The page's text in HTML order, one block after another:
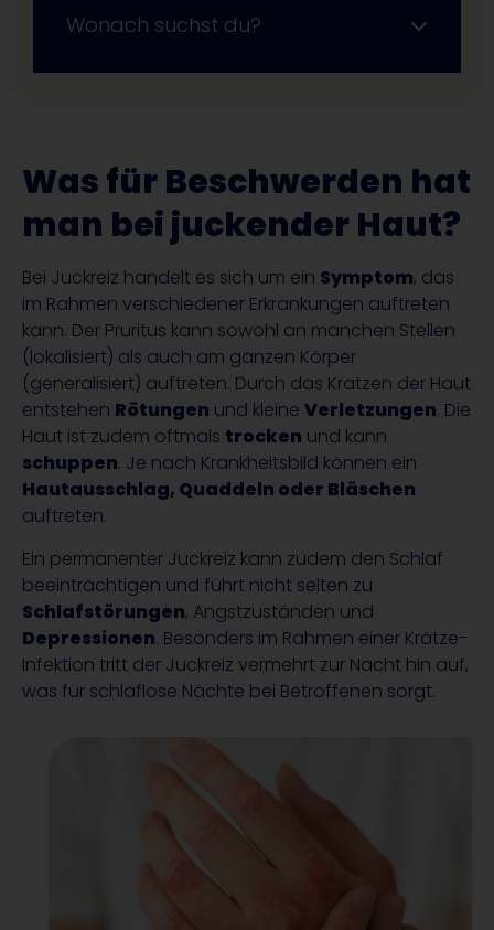
Wonach suchst du?
Was für Beschwerden hat
man bei juckender Haut?
Bei Juckreiz handelt es sich um ein Symptom, das
im Rahmen verschiedener Erkrankungen auftreten
kann. Der Pruritus kann sowohl an manchen Stellen
(lokalisiert) als auch am ganzen Körper
(generalisiert) auftreten. Durch das Kratzen der Haut
entstehen Rötungen und kleine Verletzungen. Die
Haut ist zudem oftmals trocken und kann
schuppen. Je nach Krankheitsbild können ein
Hautausschlag, Quaddeln oder Bläschen
auftreten.
Ein permanenter Juckreiz kann zudem den Schlaf
beeinträchtigen und führt nicht selten zu
Schlafstörungen, Angstzuständen und
Depressionen. Besonders im Rahmen einer Krätze-
Infektion tritt der Juckreiz vermehrt zur Nacht hin auf,
was für schlaflose Nächte bei Betroffenen sorgt.